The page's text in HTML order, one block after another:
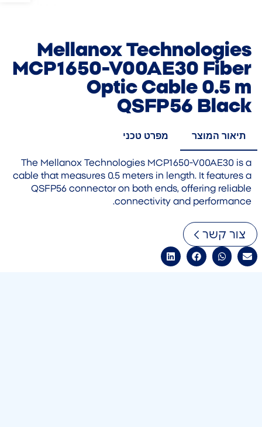
Mellanox Technologies
MCP1650-V00AE30 Fiber
Optic Cable 0.5 m
QSFP56 Black
תיאור המוצר מפרט טכני
The Mellanox Technologies MCP1650-V00AE30 is a
cable that measures 0.5 meters in length. It features a
QSFP56 connector on both ends, offering reliable
connectivity and performance.
צור קשר